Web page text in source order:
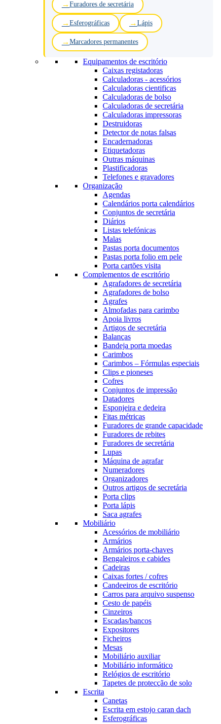
Furadores de secretária
Esferográficas Lápis
Marcadores permanentes
Equipamentos de escritório
Caixas registadoras
Calculadoras - acessórios
Calculadoras cientificas
Calculadoras de bolso
Calculadoras de secretária
Calculadoras impressoras
Destruidoras
Detector de notas falsas
Encadernadoras
Etiquetadoras
Outras máquinas
Plastificadoras
Telefones e gravadores
Organização
Agendas
Calendários porta calendários
Conjuntos de secretária
Diários
Listas telefónicas
Malas
Pastas porta documentos
Pastas porta folio em pele
Porta cartões visita
Complementos de escritório
Agrafadores de secretária
Agrafadores de bolso
Agrafes
Almofadas para carimbo
Apoia livros
Artigos de secretária
Balanças
Bandeja porta moedas
Carimbos
Carimbos – Fórmulas especiais
Clips e pioneses
Cofres
Conjuntos de impressão
Datadores
Esponjeira e dedeira
Fitas métricas
Furadores de grande capacidade
Furadores de rebites
Furadores de secretária
Lupas
Máquina de agrafar
Numeradores
Organizadores
Outros artigos de secretária
Porta clips
Porta lápis
Saca agrafes
Mobiliário
Acessórios de mobiliário
Armários
Armários porta-chaves
Bengaleiros e cabides
Cadeiras
Caixas fortes / cofres
Candeeiros de escritório
Carros para arquivo suspenso
Cesto de papéis
Cinzeiros
Escadas/bancos
Expositores
Ficheiros
Mesas
Mobiliário auxiliar
Mobiliário informático
Relógios de escritório
Tapetes de protecção de solo
Escrita
Canetas
Escrita em estojo caran dach
Esferográficas